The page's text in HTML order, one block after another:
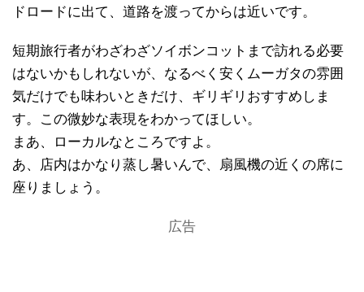
ドロードに出て、道路を渡ってからは近いです。
短期旅行者がわざわざソイボンコットまで訪れる必要
はないかもしれないが、なるべく安くムーガタの雰囲
気だけでも味わいときだけ、ギリギリおすすめしま
す。この微妙な表現をわかってほしい。
まあ、ローカルなところですよ。
あ、店内はかなり蒸し暑いんで、扇風機の近くの席に
座りましょう。
広告